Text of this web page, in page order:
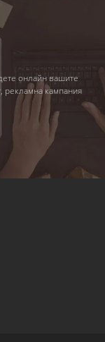
онлайн вашите
рекламна кампания